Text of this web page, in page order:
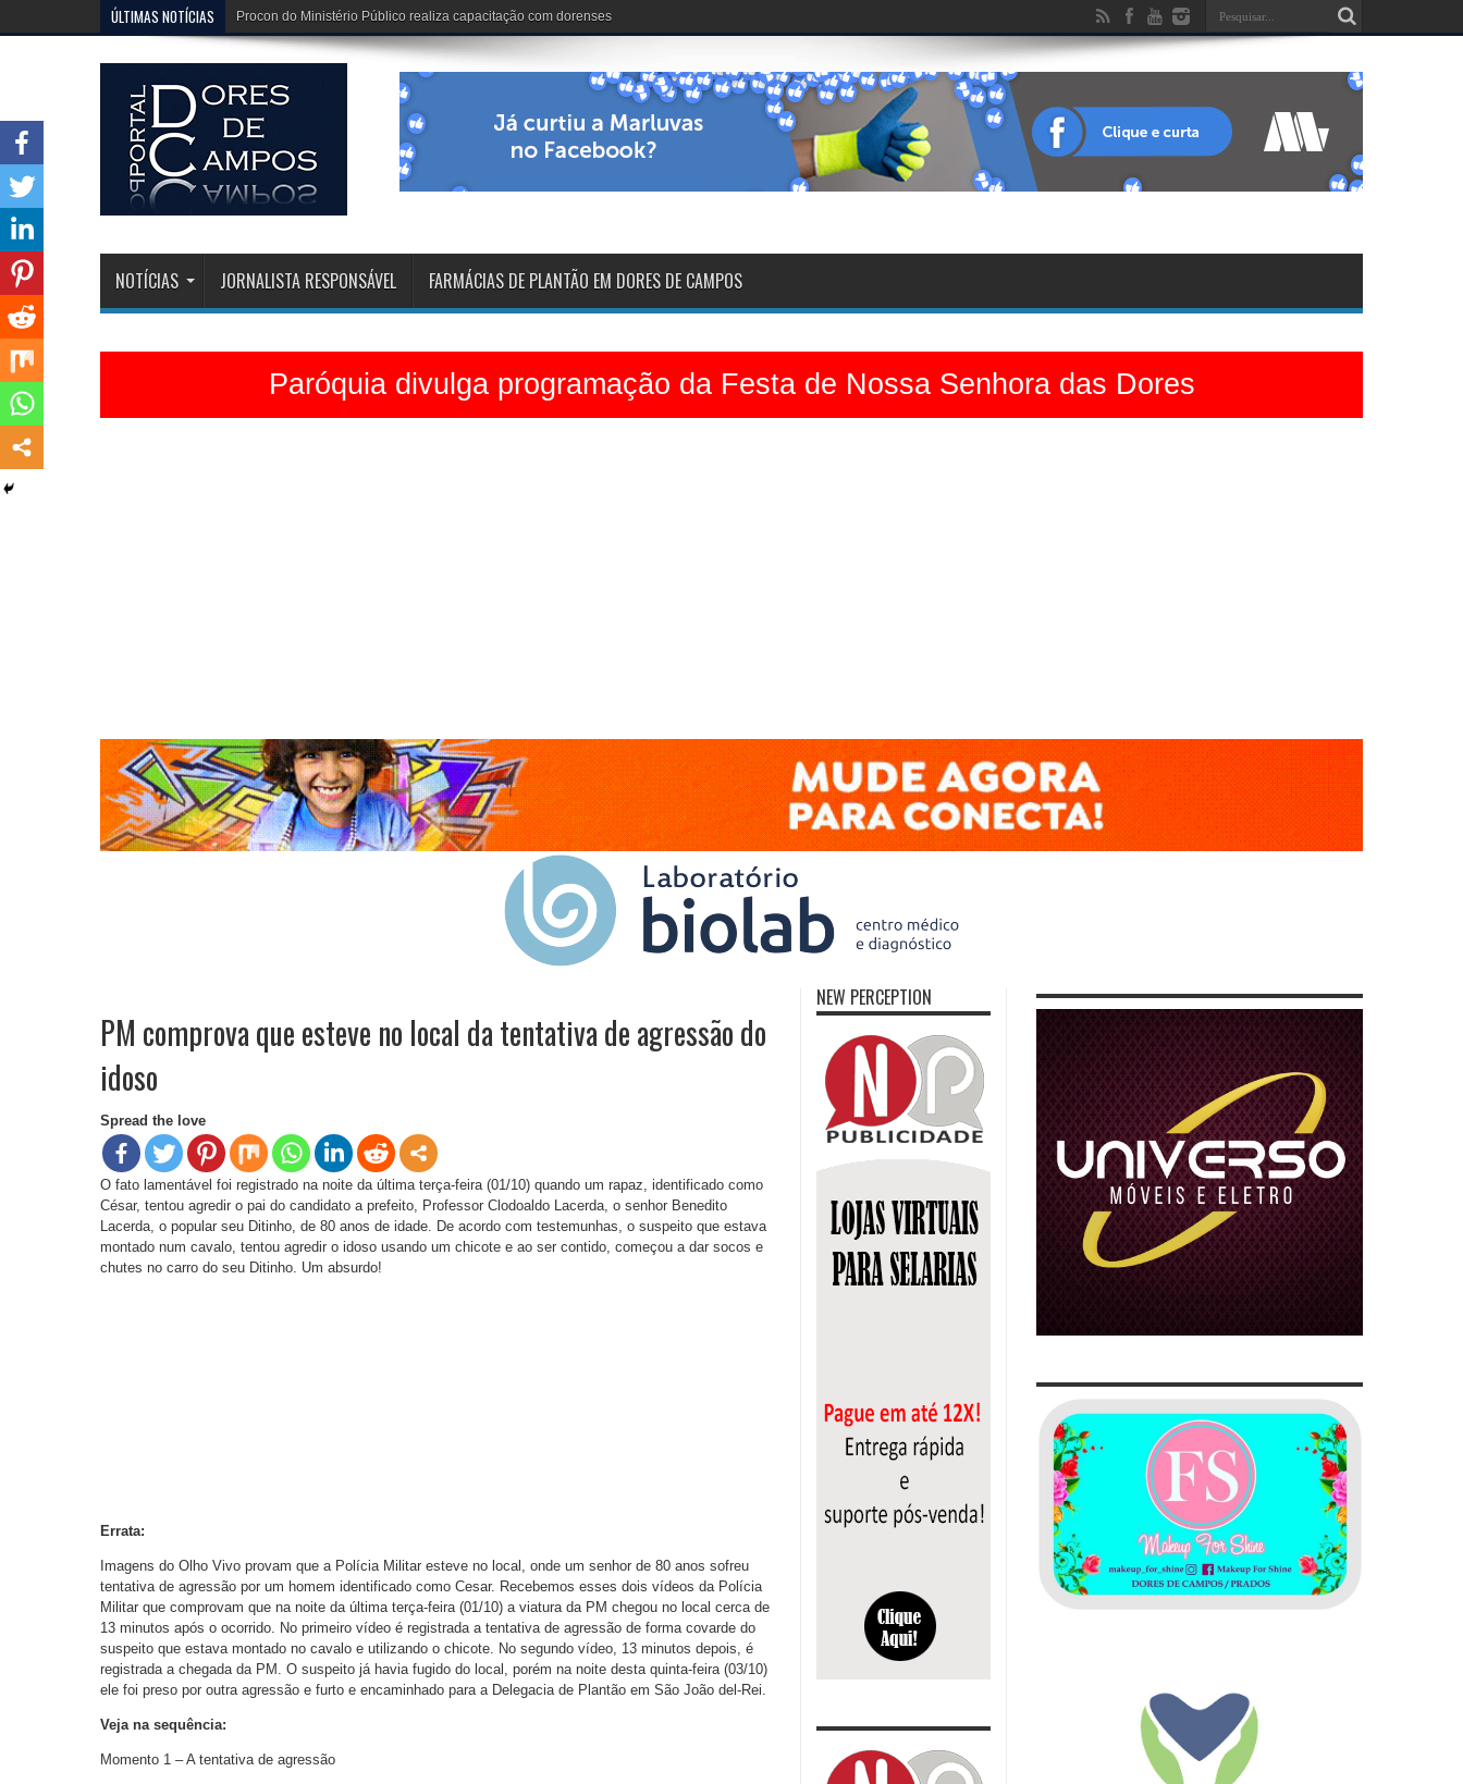
ÚLTIMAS NOTÍCIAS Dona Dirinha celebra uma marca extraordinária: 102 anos de vida
NOTÍCIAS JORNALISTA RESPONSÁVEL FARMÁCIAS DE PLANTÃO EM DORES DE CAMPOS
Paróquia divulga programação da Festa de Nossa Senhora das Dores
PM comprova que esteve no local da tentativa de agressão do
idoso
Spread the love
O fato lamentável foi registrado na noite da última terça-feira (01/10) quando um rapaz, identificado como
César, tentou agredir o pai do candidato a prefeito, Professor Clodoaldo Lacerda, o senhor Benedito
Lacerda, o popular seu Ditinho, de 80 anos de idade. De acordo com testemunhas, o suspeito que estava
montado num cavalo, tentou agredir o idoso usando um chicote e ao ser contido, começou a dar socos e
chutes no carro do seu Ditinho. Um absurdo!
Errata:
Imagens do Olho Vivo provam que a Polícia Militar esteve no local, onde um senhor de 80 anos sofreu
tentativa de agressão por um homem identificado como Cesar. Recebemos esses dois vídeos da Polícia
Militar que comprovam que na noite da última terça-feira (01/10) a viatura da PM chegou no local cerca de
13 minutos após o ocorrido. No primeiro vídeo é registrada a tentativa de agressão de forma covarde do
suspeito que estava montado no cavalo e utilizando o chicote. No segundo vídeo, 13 minutos depois, é
registrada a chegada da PM. O suspeito já havia fugido do local, porém na noite desta quinta-feira (03/10)
ele foi preso por outra agressão e furto e encaminhado para a Delegacia de Plantão em São João del-Rei.
Veja na sequência:
Momento 1 – A tentativa de agressão
NEW PERCEPTION